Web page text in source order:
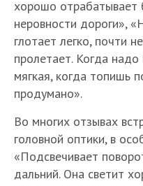
хорошо отрабатывает
неровности дороги»,
глотает легко, почти
пролетает. Когда
мягкая, когда топишь
продумано».
Во многих отзывах
головной оптики, в
«Подсвечивает
дальний. Она светит